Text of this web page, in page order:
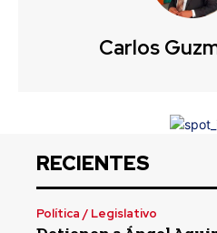
Carlos
RECIENTES
Política / Legislativo